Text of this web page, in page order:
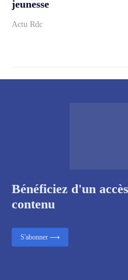
jeunesse
Actu Rdc
Bénéficiez d'un
contenu
S'abonner ⟶